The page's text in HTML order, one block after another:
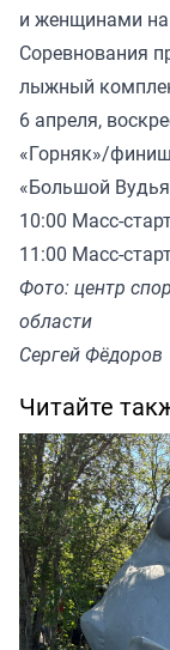
и женщинами
Соревнования
лыжный
6 апреля,
«Горняк»/
«Большой
10:00 Масс-
11:00 Масс-
Фото: центр
области
Сергей Фёдоров
Читайте